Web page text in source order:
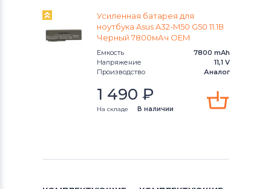
Аккумуляторы для ноутбуков
Thunderobot
Аккумуляторы для ноутбуков
Аккумуляторы для ноутбуков
139000 Series
140000 Series
142000 Series
143000 Series
14700 Series
Усиленная батарея для
ноутбука Asus A32-M50 G50 11.1В
Черный 7800мАч OEM
Емкость
7800 mAh
Напряжение
11,1 V
Производство
Аналог
1 490 ₽
На складе В наличии